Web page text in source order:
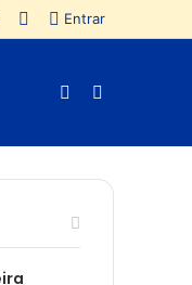
Entrar
Instagram
YouTube
Switch